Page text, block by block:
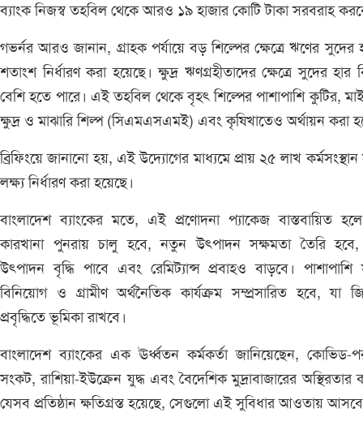
ব্যাংক নিজস্ব তহবিল থেকে আরও ১৯ হাজার কোটি টাকা সরবরাহ
গভর্নর আরও জানান, গ্রাহক পর্যায়ে বড় শিল্পের ক্ষেত্রে ঋণের সুদের
শতাংশ নির্ধারণ করা হয়েছে। ক্ষুদ্র ঋণগ্রহীতাদের ক্ষেত্রে সুদের হার
বেশি হতে পারে। এই তহবিল থেকে বৃহৎ শিল্পের পাশাপাশি কুটির,
ক্ষুদ্র ও মাঝারি শিল্প (সিএমএসএমই) এবং কৃষিখাতেও অর্থায়ন করা
ব্রিফিংয়ে জানানো হয়, এই উদ্যোগের মাধ্যমে প্রায় ২৫ লাখ কর্মসংস্থান
লক্ষ্য নির্ধারণ করা হয়েছে।
বাংলাদেশ ব্যাংকের মতে, এই প্রণোদনা প্যাকেজ বাস্তবায়িত
কারখানা পুনরায় চালু হবে, নতুন উৎপাদন সক্ষমতা তৈরি
উৎপাদন বৃদ্ধি পাবে এবং রেমিট্যান্স প্রবাহও বাড়বে।
বিনিয়োগ ও গ্রামীণ অর্থনৈতিক কার্যক্রম সম্প্রসারিত হবে, যা
প্রবৃদ্ধিতে ভূমিকা রাখবে।
বাংলাদেশ ব্যাংকের এক ঊর্ধ্বতন কর্মকর্তা জানিয়েছেন, কোভিড-
সংকট, রাশিয়া-ইউক্রেন যুদ্ধ এবং বৈদেশিক মুদ্রাবাজারের অস্থিরতার
যেসব প্রতিষ্ঠান ক্ষতিগ্রস্ত হয়েছে, সেগুলো এই সুবিধার আওতায়